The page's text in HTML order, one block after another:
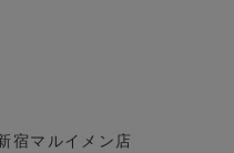
宿マルイメン店